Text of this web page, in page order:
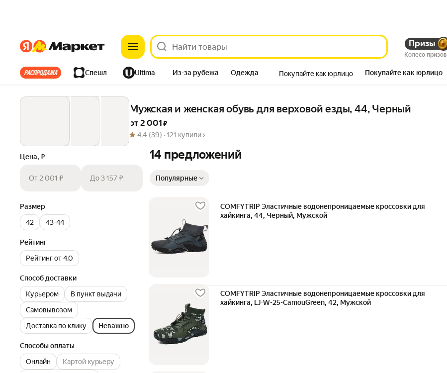
ЯндексЯндекс Призы
Колесо призов
Все хиты Спешл Ultima Из-за рубежа Одежда
Дом Ремонт Детям Красота
Покупайте как юрлицо Покупайте как юрлицо
Мужская и женская обувь для верховой езды, 44, Черный
от 2 001 ₽
4.4 (39) ·121 купили
Цена, ₽
От 2 001 ₽ До 3 157 ₽
Размер
42
43-44
Рейтинг
Рейтинг от 4.0
Способ доставки
Курьером
В пункт выдачи
Самовывозом
Доставка по клику
Неважно
Способы оплаты
Онлайн
Картой курьеру
14 предложений
Популярные
COMFYTRIP Эластичные водонепроницаемые кроссовки для
хайкинга, 44, Черный, Мужской
COMFYTRIP Эластичные водонепроницаемые кроссовки для
хайкинга, LJ-W-25-CamouGreen, 42, Мужской